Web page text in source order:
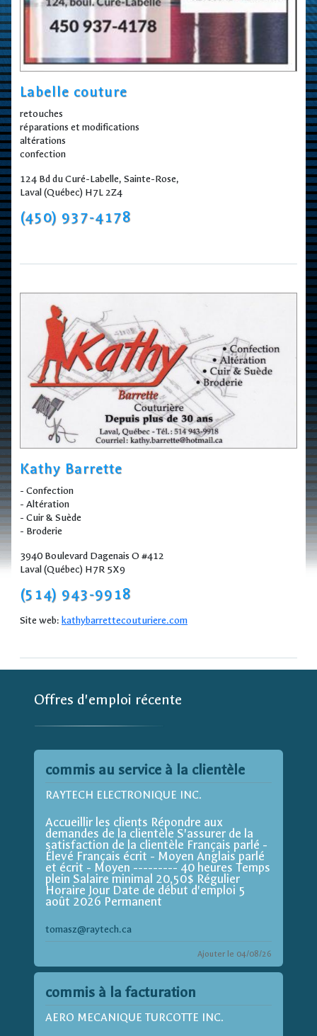
Labelle couture
retouches
réparations et modifications
altérations
confection
124 Bd du Curé-Labelle, Sainte-Rose,
Laval (Québec) H7L 2Z4
(450) 937-4178
Kathy Barrette
- Confection
- Altération
- Cuir & Suède
- Broderie
3940 Boulevard Dagenais O #412
Laval (Québec) H7R 5X9
(514) 943-9918
Site web: kathybarrettecouturiere.com
Offres d'emploi récente
commis au service à la clientèle
RAYTECH ELECTRONIQUE INC.
Accueillir les clients Répondre aux
demandes de la clientèle S'assurer de la
satisfaction de la clientèle Français parlé -
Élevé Français écrit - Moyen Anglais parlé
et écrit - Moyen --------- 40 heures Temps
plein Salaire minimal 20,50$ Régulier
Horaire Jour Date de début d'emploi 5
août 2026 Permanent
tomasz@raytech.ca
Ajouter le 04/08/26
commis à la facturation
AERO MECANIQUE TURCOTTE INC.